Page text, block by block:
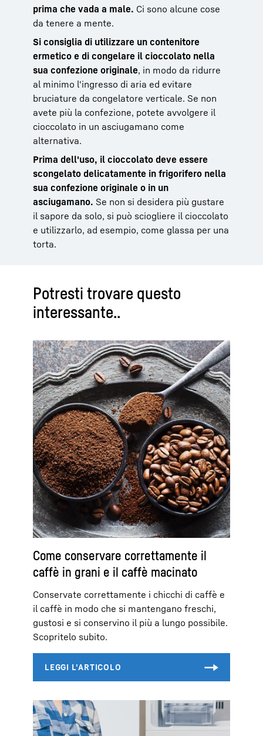
prima che vada a male. Ci sono alcune cose
da tenere a mente.
Si consiglia di utilizzare un contenitore
ermetico e di congelare il cioccolato nella
sua confezione originale, in modo da ridurre
al minimo l'ingresso di aria ed evitare
bruciature da congelatore verticale. Se non
avete più la confezione, potete avvolgere il
cioccolato in un asciugamano come
alternativa.
Prima dell'uso, il cioccolato deve essere
scongelato delicatamente in frigorifero nella
sua confezione originale o in un
asciugamano. Se non si desidera più gustare
il sapore da solo, si può sciogliere il cioccolato
e utilizzarlo, ad esempio, come glassa per una
torta.
Potresti trovare questo
interessante..
Come conservare correttamente il
caffè in grani e il caffè macinato
Conservate correttamente i chicchi di caffè e
il caffè in modo che si mantengano freschi,
gustosi e si conservino il più a lungo possibile.
Scopritelo subito.